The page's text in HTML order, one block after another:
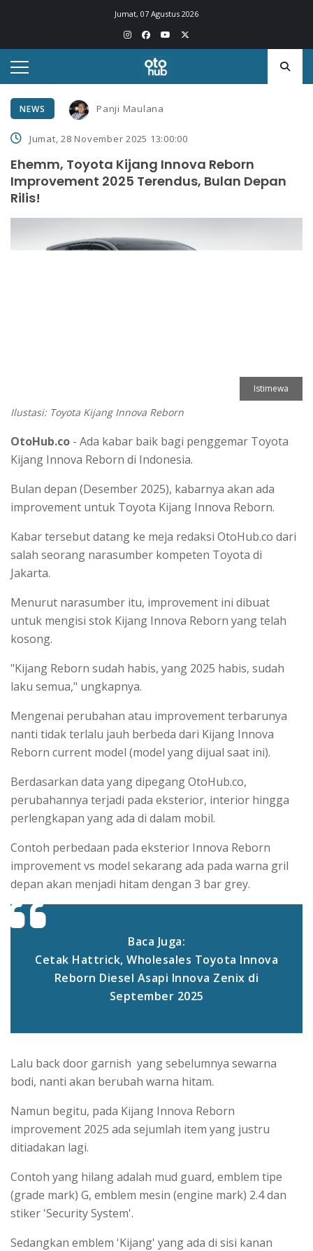
Jumat, 07 Agustus 2026
NEWS Panji Maulana
Jumat, 28 November 2025 13:00:00
Ehemm, Toyota Kijang Innova Reborn
Improvement 2025 Terendus, Bulan Depan
Rilis!
Istimewa
Ilustasi: Toyota Kijang Innova Reborn
OtoHub.co - Ada kabar baik bagi penggemar Toyota
Kijang Innova Reborn di Indonesia.
Bulan depan (Desember 2025), kabarnya akan ada
improvement untuk Toyota Kijang Innova Reborn.
Kabar tersebut datang ke meja redaksi OtoHub.co dari
salah seorang narasumber kompeten Toyota di
Jakarta.
Menurut narasumber itu, improvement ini dibuat
untuk mengisi stok Kijang Innova Reborn yang telah
kosong.
"Kijang Reborn sudah habis, yang 2025 habis, sudah
laku semua," ungkapnya.
Mengenai perubahan atau improvement terbarunya
nanti tidak terlalu jauh berbeda dari Kijang Innova
Reborn current model (model yang dijual saat ini).
Berdasarkan data yang dipegang OtoHub.co,
perubahannya terjadi pada eksterior, interior hingga
perlengkapan yang ada di dalam mobil.
Contoh perbedaan pada eksterior Innova Reborn
improvement vs model sekarang ada pada warna gril
depan akan menjadi hitam dengan 3 bar grey.
Baca Juga:
Cetak Hattrick, Wholesales Toyota Innova
Reborn Diesel Asapi Innova Zenix di
September 2025
Lalu back door garnish yang sebelumnya sewarna
bodi, nanti akan berubah warna hitam.
Namun begitu, pada Kijang Innova Reborn
improvement 2025 ada sejumlah item yang justru
ditiadakan lagi.
Contoh yang hilang adalah mud guard, emblem tipe
(grade mark) G, emblem mesin (engine mark) 2.4 dan
stiker 'Security System'.
Sedangkan emblem 'Kijang' yang ada di sisi kanan